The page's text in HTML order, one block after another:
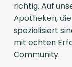
richtig. Auf
Apotheken,
spezialisiert
mit echten
Community.